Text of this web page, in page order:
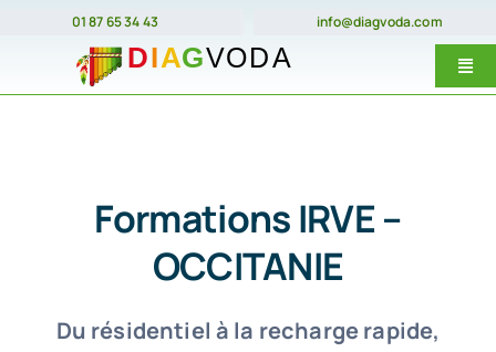
contenu
Qui
01 87 65 34 43 info@diagvoda.com
Formations IRVE –
OCCITANIE
Du résidentiel à la recharge rapide,